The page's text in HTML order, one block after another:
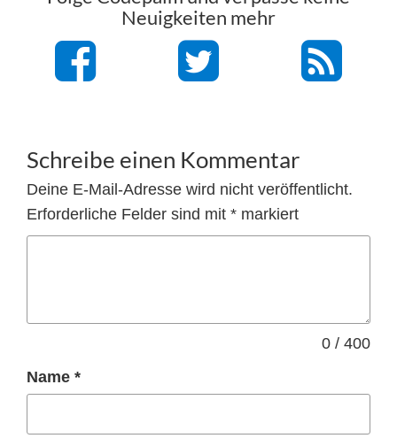
Neuigkeiten mehr
Schreibe einen Kommentar
Deine E-Mail-Adresse wird nicht veröffentlicht.
Erforderliche Felder sind mit * markiert
0 / 400
Name *